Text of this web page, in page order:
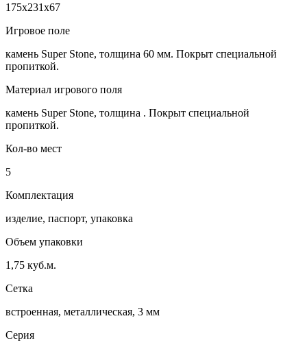
175х231х67
Игровое поле
камень Super Stone, толщина 60 мм. Покрыт специальной
пропиткой.
Материал игрового поля
камень Super Stone, толщина . Покрыт специальной
пропиткой.
Кол-во мест
5
Комплектация
изделие, паспорт, упаковка
Объем упаковки
1,75 куб.м.
Сетка
встроенная, металлическая, 3 мм
Серия